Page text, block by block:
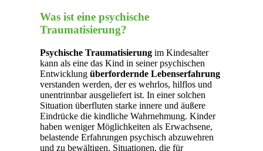
Was ist eine psychische
Traumatisierung?
Psychische Traumatisierung im Kindesalter
kann als eine das Kind in seiner psychischen
Entwicklung überfordernde Lebenserfahrung
verstanden werden, der es wehrlos, hilflos und
unentrinnbar ausgeliefert ist. In einer solchen
Situation überfluten starke innere und äußere
Eindrücke die kindliche Wahrnehmung. Kinder
haben weniger Möglichkeiten als Erwachsene,
belastende Erfahrungen psychisch abzuwehren
und zu bewältigen. Situationen, die für